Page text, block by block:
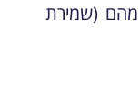
מהם (שמירת